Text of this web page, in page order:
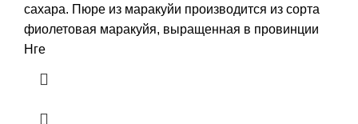
сахара. Пюре из маракуйи производится из сорта
фиолетовая маракуйя, выращенная в провинции
Нге